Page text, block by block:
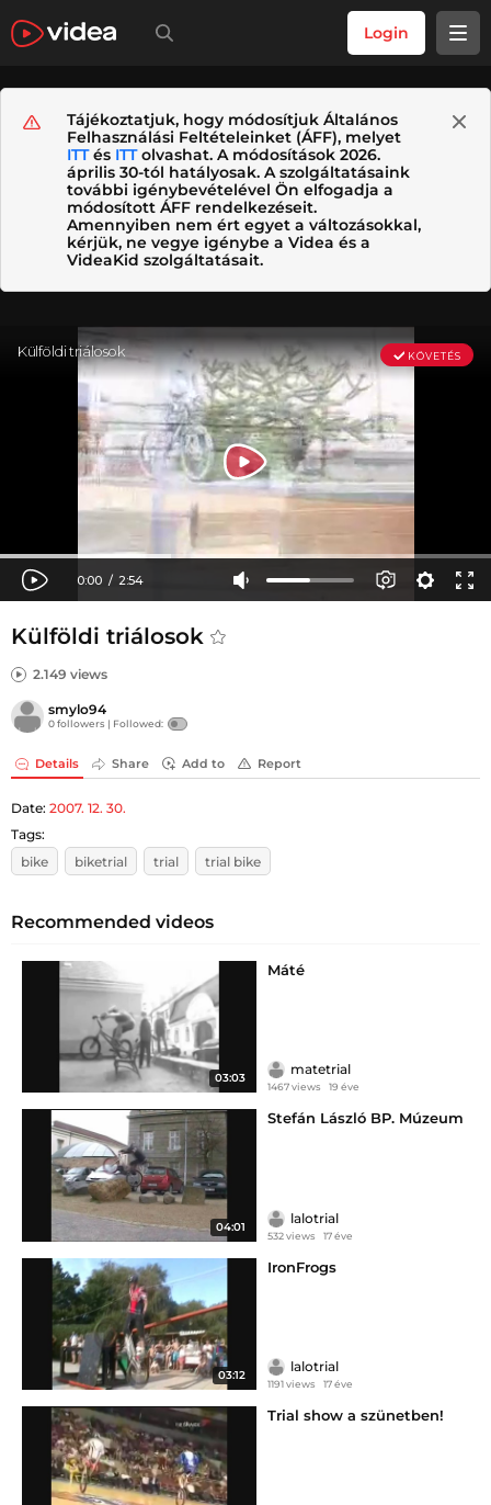
Login
Tájékoztatjuk, hogy módosítjuk Általános
Felhasználási Feltételeinket (ÁFF), melyet
ITTés ITTolvashat. A módosítások 2026.
április 30-tól hatályosak. A szolgáltatásaink
további igénybevételével Ön elfogadja a
módosított ÁFF rendelkezéseit.
Amennyiben nem ért egyet a változásokkal,
kérjük, ne vegye igénybe a Videa és a
VideaKid szolgáltatásait.
Külföldi triálosok
2.149 views
smylo94
0 followers | Followed:
Details Share Add to Report
Date: 2007. 12. 30.
Tags:
bike
biketrial trial trial bike
Recommended videos
03:03
Máté
matetrial
1467 views 19 éve
04:01
Stefán László BP. Múzeum
lalotrial
532 views 17 éve
03:12
IronFrogs
lalotrial
1191 views 17 éve
Trial show a szünetben!